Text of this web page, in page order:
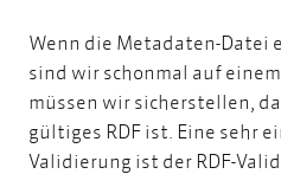
Wenn die Metadaten-Datei
sind wir schonmal auf
müssen wir sicherstellen,
gültiges RDF ist. Eine sehr
Validierung ist der RDF-